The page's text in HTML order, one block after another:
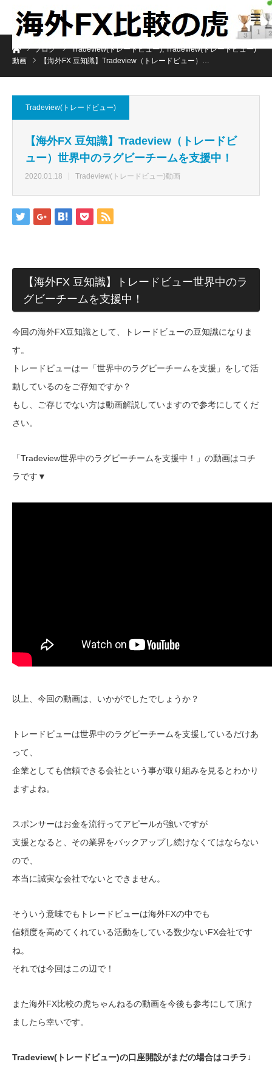
ホームブログ Tradeview(トレードビュー), Tradeview(トレードビュー)
動画
【海外FX 豆知識】Tradeview（トレードビュー）…
Tradeview(トレードビュー)
【海外FX 豆知識】Tradeview（トレードビ
ュー）世界中のラグビーチームを支援中！
2020.01.18 Tradeview(トレードビュー)動画
【海外FX 豆知識】トレードビュー世界中のラ
グビーチームを支援中！
今回の海外FX豆知識として、トレードビューの豆知識になりま
す。
トレードビューはー「世界中のラグビーチームを支援」をして活
動しているのをご存知ですか？
もし、ご存じでない方は動画解説していますので参考にしてくだ
さい。
「Tradeview世界中のラグビーチームを支援中！」の動画はコチ
ラです▼
以上、今回の動画は、いかがでしたでしょうか？
トレードビューは世界中のラグビーチームを支援しているだけあ
って、
企業としても信頼できる会社という事が取り組みを見るとわかり
ますよね。
スポンサーはお金を流行ってアピールが強いですが
支援となると、その業界をバックアップし続けなくてはならない
ので、
本当に誠実な会社でないとできません。
そういう意味でもトレードビューは海外FXの中でも
信頼度を高めてくれている活動をしている数少ないFX会社です
ね。
それでは今回はこの辺で！
また海外FX比較の虎ちゃんねるの動画を今後も参考にして頂け
ましたら幸いです。
Tradeview(トレードビュー)の口座開設がまだの場合はコチラ↓